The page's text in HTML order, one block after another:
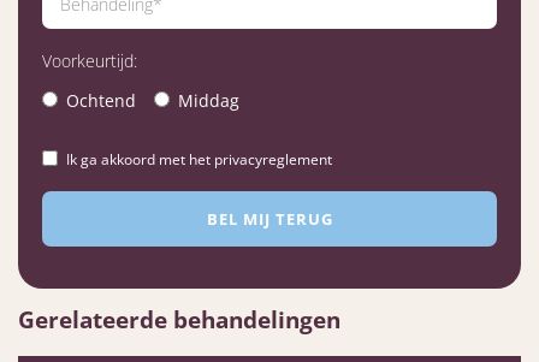
Voorkeurtijd:
Ochtend
Middag
Ik ga akkoord met het privacyreglement
Gerelateerde behandelingen